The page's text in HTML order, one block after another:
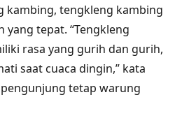
kambing, tengkleng kambing
yang tepat. “Tengkleng
rasa yang gurih dan gurih,
saat cuaca dingin,” kata
tetap warung